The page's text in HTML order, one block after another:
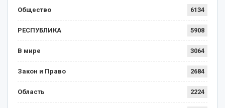
Общество 6134
РЕСПУБЛИКА 5908
В мире 3064
Закон и Право 2684
Область 2224